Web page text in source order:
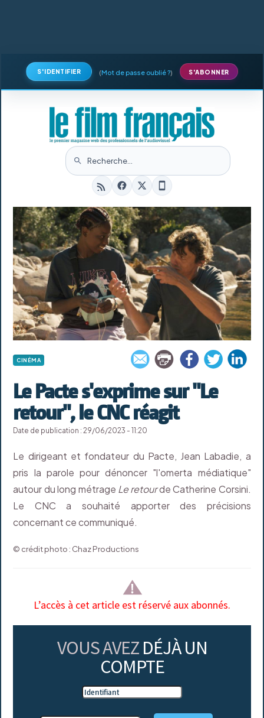
S'IDENTIFIER (Mot de passe oublié ?) S'ABONNER
CINÉMA
Le Pacte s'exprime sur "Le
retour", le CNC réagit
Date de publication : 29/06/2023 - 11:20
Le dirigeant et fondateur du Pacte, Jean Labadie, a
pris la parole pour dénoncer "l'omerta médiatique"
autour du long métrage Le retourde Catherine Corsini.
Le CNC a souhaité apporter des précisions
concernant ce communiqué.
© crédit photo : Chaz Productions
L’accès à cet article est réservé aux abonnés.
VOUS AVEZ DÉJÀ UN
COMPTE